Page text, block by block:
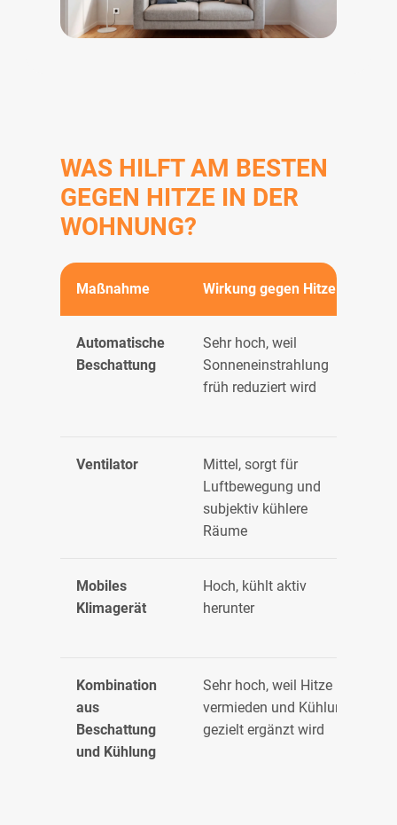
WAS HILFT AM BESTEN
GEGEN HITZE IN DER
WOHNUNG?
Maßnahme Wirkung gegen Hitze
Automatische
Beschattung
Sehr hoch, weil
Sonneneinstrahlung
früh reduziert wird
Ventilator
Mittel, sorgt für
Luftbewegung und
subjektiv kühlere
Räume
Mobiles
Klimagerät
Hoch, kühlt aktiv
herunter
Kombination
aus
Beschattung
und Kühlung
Sehr hoch, weil Hitze
vermieden und Kühlung
gezielt ergänzt wird